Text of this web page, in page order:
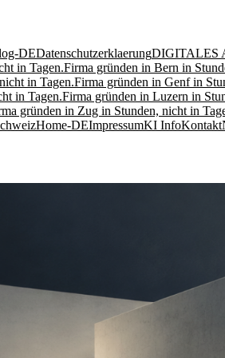
DEDatenschutzerklaerungDIGITALES
in Tagen.Firma gründen in Bern in
in Tagen.Firma gründen in Genf in
in Tagen.Firma gründen in Luzern in
gründen in Zug in Stunden, nicht in
Home-DEImpressumKI InfoKontakt